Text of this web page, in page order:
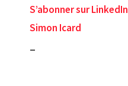
S’abonner sur LinkedIn
Simon Icard